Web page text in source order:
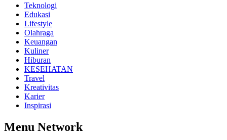
Teknologi
Edukasi
Lifestyle
Olahraga
Keuangan
Kuliner
Hiburan
KESEHATAN
Travel
Kreativitas
Karier
Inspirasi
Menu Network